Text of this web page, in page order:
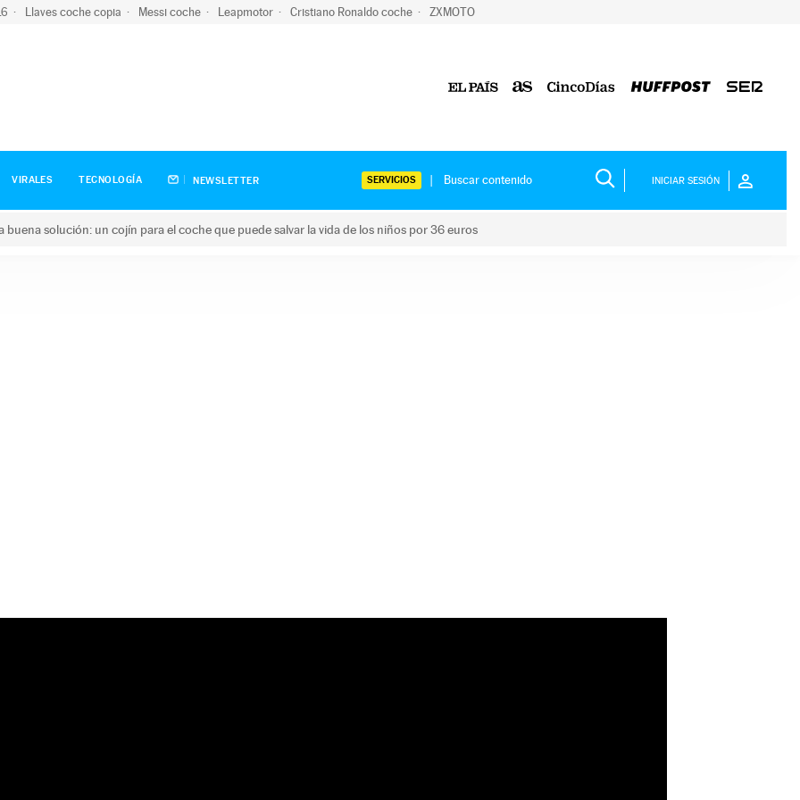
Llaves coche copia Messi coche Leapmotor Cristiano Ronaldo coche ZXMOTO
VIRALES TECNOLOGÍA NEWSLETTER SERVICIOS INICIAR SESIÓN
buena solución: un cojín para el coche que puede salvar la vida de los niños por 36 euros